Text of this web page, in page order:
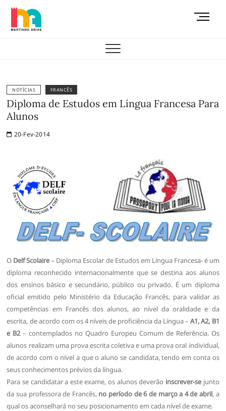
Skip
content
M
t
NOTÍCIAS FRANCÊS
Diploma de Estudos em Língua Francesa Para
Alunos
20-Fev-2014
O Delf Scolaire– Diploma Escolar de Estudos em Língua Francesa- é um
diploma reconhecido internacionalmente que se destina aos alunos
dos ensinos básico e secundário, público ou privado. É um diploma
oficial emitido pelo Ministério da Educação Francês, para validar as
competências em Francês dos alunos, ao nível da oralidade e da
escrita, de acordo com os 4 níveis de proficiência da Língua –A1, A2, B1
e B2– contemplados no Quadro Europeu Comum de Referência. Os
alunos realizam uma prova escrita coletiva e uma prova oral individual,
de acordo com o nível a que o aluno se candidata, tendo em conta os
seus conhecimentos prévios da língua.
Para se candidatar a este exame, os alunos deverão inscrever-sejunto
da sua professora de Francês, no período de 6 de março a 4 de abril, a
qual os aconselhará no seu posicionamento em cada nível de exame.